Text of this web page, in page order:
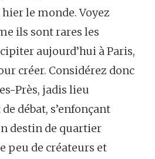
le monde. Voyez
ils sont rares les
aujourd’hui à Paris,
créer. Considérez donc
Près, jadis lieu
débat, s’enfonçant
destin de quartier
peu de créateurs et